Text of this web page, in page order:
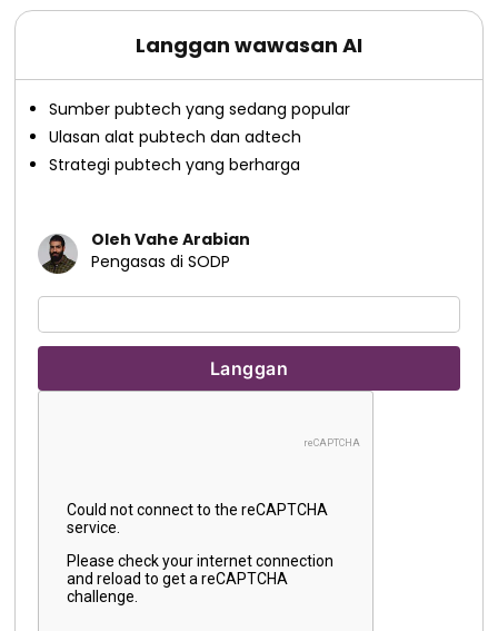
Langgan wawasan AI
Sumber pubtech yang sedang popular
Ulasan alat pubtech dan adtech
Strategi pubtech yang berharga
Oleh Vahe Arabian
Pengasas di SODP